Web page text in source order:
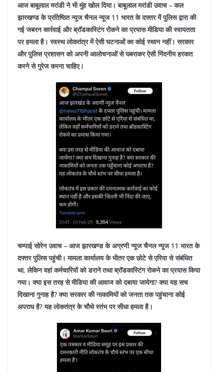
आज बाबूलाल मरांडी ने भी मुंह खोल दिया। बाबूलाल मरांडी उवाच – कल
झारखण्ड के प्रतिष्ठित न्यूज चैनल न्यूज 11 भारत के दफ्तर में पुलिस द्वारा की
गई जबरन कार्रवाई और ब्रॉडकास्टिंग रोकने का प्रयास मीडिया की स्वायतता
पर हमला है। स्वस्थ लोकतंत्र में ऐसी घटनाओं का कोई स्थान नहीं। सरकार
और पुलिस प्रशासन को अपनी आलोचनाओं से घबराकर ऐसी निंदनीय हरकत
करने से गुरेज करना चाहिए।
चम्पाई सोरेन उवाच – आज झारखण्ड के अग्रणी न्यूज चैनल न्यूज 11 भारत के
दफ्तर पुलिस पहुंची। मामला कार्यालय के भीतर एक छोटे से एरिया से संबंधित
था, लेकिन वहां कर्मचारियों को डराने तथा ब्रॉडकास्टिंग रोकने का प्रयास किया
गया। क्या इस तरह से मीडिया की आवाज को दबाया जायेगा? क्या यह सच
दिखाना गुनाह है? क्या सरकार की नाकामियों को जनता तक पहुंचाना कोई
अपराध है? यह लोकतंत्र के चौथे स्तंभ पर सीधा हमला है।